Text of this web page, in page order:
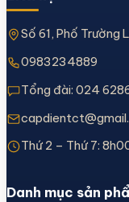
Số 61, Phố Trường
0983234889
Tổng đài: 024
Thứ 2 – Thứ 7:
Danh mục sản